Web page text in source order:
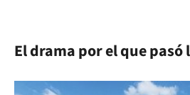
El drama por el que